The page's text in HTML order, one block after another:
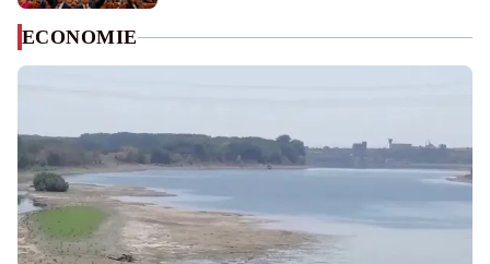
ECONOMIE